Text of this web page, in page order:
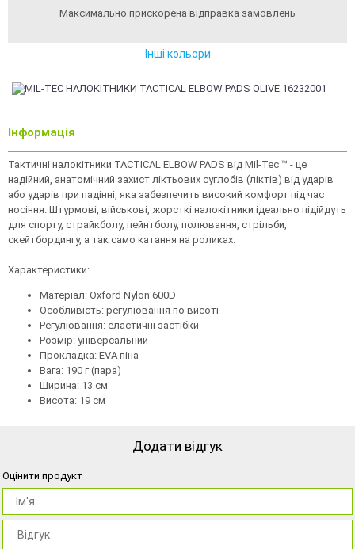
Максимально прискорена відправка замовлень
Інші кольори
Інформація
Тактичні налокітники TACTICAL ELBOW PADS від Mil-Tec ™ - це
надійний, анатомічний захист ліктьових суглобів (ліктів) від ударів
або ударів при падінні, яка забезпечить високий комфорт під час
носіння. Штурмові, військові, жорсткі налокітники ідеально підійдуть
для спорту, страйкболу, пейнтболу, полювання, стрільби,
скейтбордингу, а так само катання на роликах.
Характеристики:
Матеріал: Oxford Nylon 600D
Особливість: регулювання по висоті
Регулювання: еластичні застібки
Розмір: універсальний
Прокладка: EVA піна
Вага: 190 г (пара)
Ширина: 13 см
Висота: 19 см
Додати відгук
Оцінити продукт